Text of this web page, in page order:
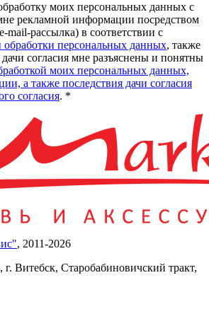
моих персональных данных с
рекламной информации посредством
mail-рассылка) в соответствии с
обработки персональных данных, также
согласия мне разъяснены и понятны
моих персональных данных,
а также последствия дачи согласия
согласия. *
, 2011-2026
г. Витебск, Старобабиновичский тракт,